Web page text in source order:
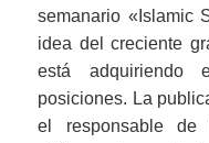
semanario «Islamic
idea del creciente
está adquiriendo
posiciones. La
el responsable